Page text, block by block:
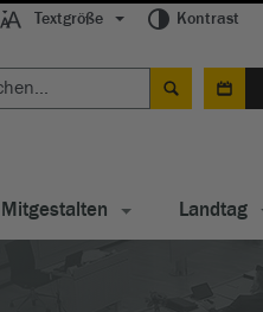
Textgröße Kontrast
Mitgestalten Landtag